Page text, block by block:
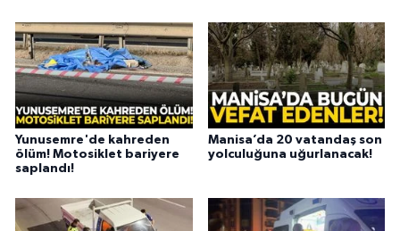
Yunusemre'de kahreden
ölüm! Motosiklet bariyere
saplandı!
Manisa’da 20 vatandaş son
yolculuğuna uğurlanacak!